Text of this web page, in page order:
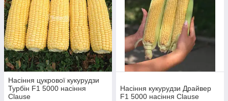
Насіння цукрової кукурудзи
Турбін F1 5000 насіння
Clause
Насіння кукурудзи Драйвер
F1 5000 насіння Clause